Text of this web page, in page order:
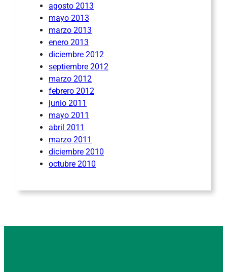
agosto 2013
mayo 2013
marzo 2013
enero 2013
diciembre 2012
septiembre 2012
marzo 2012
febrero 2012
junio 2011
mayo 2011
abril 2011
marzo 2011
diciembre 2010
octubre 2010